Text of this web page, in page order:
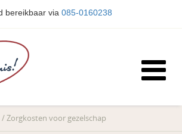
bereikbaar via 085-0160238
/ Zorgkosten voor gezelschap